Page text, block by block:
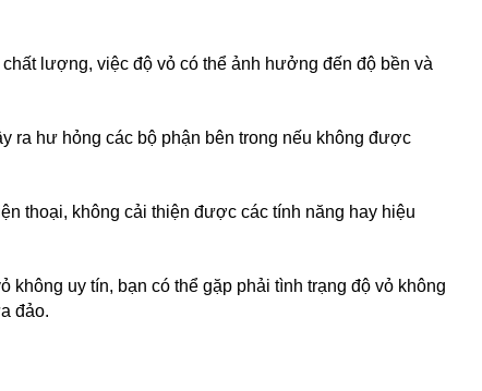
lượng, việc độ vỏ có thể ảnh hưởng đến độ bền và
ra hư hỏng các bộ phận bên trong nếu không được
thoại, không cải thiện được các tính năng hay hiệu
uy tín, bạn có thể gặp phải tình trạng độ vỏ không
đảo.